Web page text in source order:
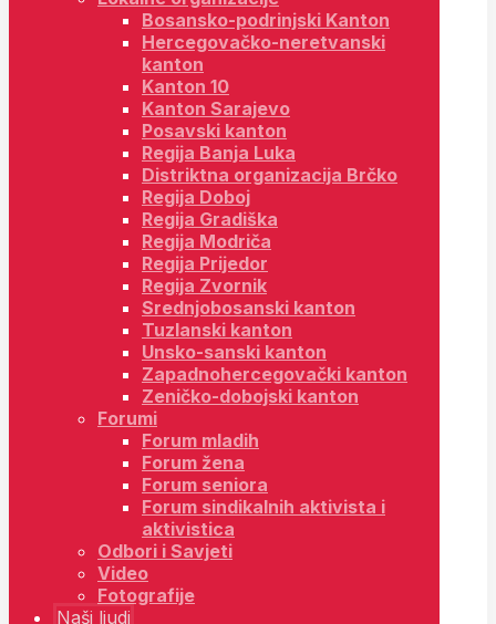
Bosansko-podrinjski Kanton
Hercegovačko-neretvanski
kanton
Kanton 10
Kanton Sarajevo
Posavski kanton
Regija Banja Luka
Distriktna organizacija Brčko
Regija Doboj
Regija Gradiška
Regija Modriča
Regija Prijedor
Regija Zvornik
Srednjobosanski kanton
Tuzlanski kanton
Unsko-sanski kanton
Zapadnohercegovački kanton
Zeničko-dobojski kanton
Forumi
Forum mladih
Forum žena
Forum seniora
Forum sindikalnih aktivista i
aktivistica
Odbori i Savjeti
Video
Fotografije
Naši ljudi